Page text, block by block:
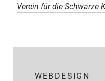
Verein für die Schwarze
WEBDESIGN